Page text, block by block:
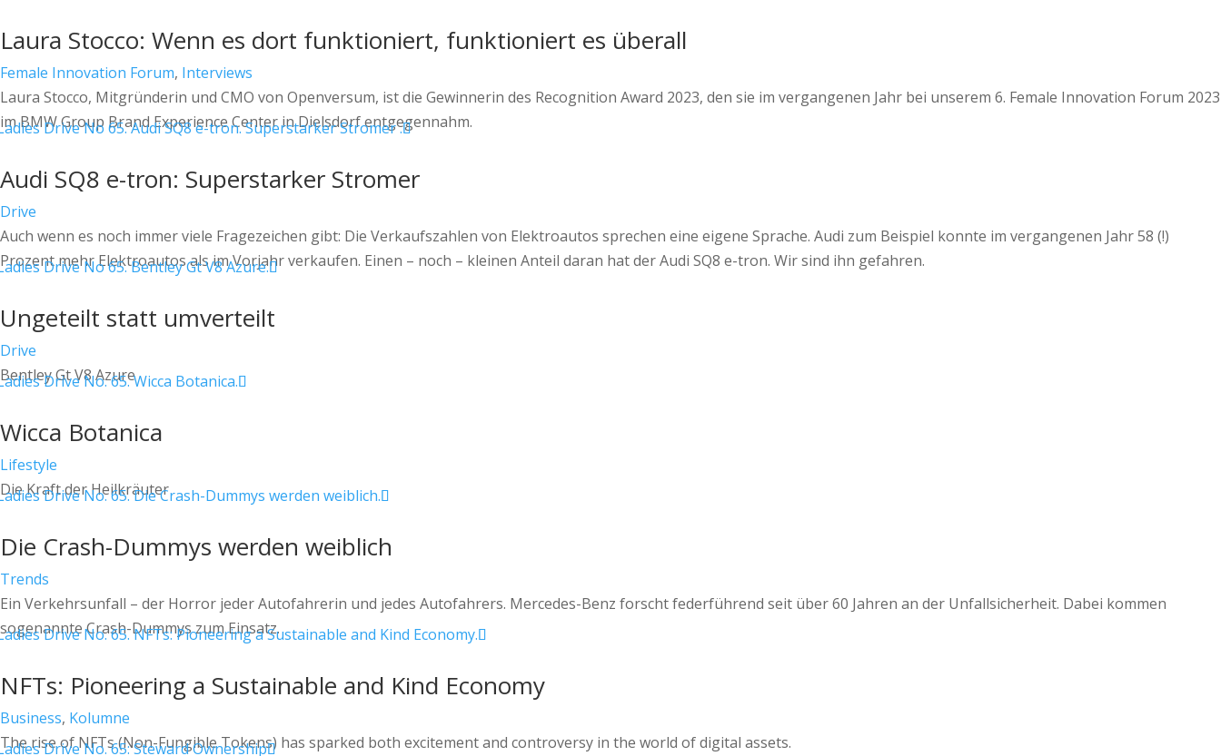
Laura Stocco: Wenn es dort funktioniert, funktioniert es überall
Female Innovation Forum, Interviews
Laura Stocco, Mitgründerin und CMO von Openversum, ist die Gewinnerin des Recognition Award 2023, den sie im vergangenen Jahr bei unserem 6. Female Innovation Forum 2023
im BMW Group Brand Experience Center in Dielsdorf entgegennahm.
Audi SQ8 e-tron: Superstarker Stromer
Drive
Auch wenn es noch immer viele Fragezeichen gibt: Die Verkaufszahlen von Elektroautos sprechen eine eigene Sprache. Audi zum Beispiel konnte im vergangenen Jahr 58 (!)
Prozent mehr Elektroautos als im Vorjahr verkaufen. Einen – noch – kleinen Anteil daran hat der Audi SQ8 e-tron. Wir sind ihn gefahren.
Ungeteilt statt umverteilt
Drive
Bentley Gt V8 Azure
Wicca Botanica
Lifestyle
Die Kraft der Heilkräuter
Die Crash-Dummys werden weiblich
Trends
Ein Verkehrsunfall – der Horror jeder Autofahrerin und jedes Autofahrers. Mercedes-Benz forscht federführend seit über 60 Jahren an der Unfallsicherheit. Dabei kommen
sogenannte Crash-Dummys zum Einsatz.
NFTs: Pioneering a Sustainable and Kind Economy
Business, Kolumne
The rise of NFTs (Non-Fungible Tokens) has sparked both excitement and controversy in the world of digital assets.